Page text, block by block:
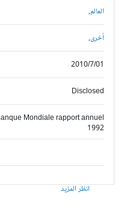
العالم,
أخرى,
2010/7/01
Disclosed
Banque Mondiale rapport annuel
1992
انظر المزيد